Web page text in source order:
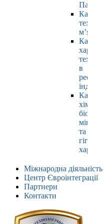
Павлюк
Кафедра
м’яса
Кафедра
в
індустрії
Кафедра
хімії,
біохімії,
та
гігієни
Міжнародна діяльність
Центр Євроінтеграції
Партнери
Контакти